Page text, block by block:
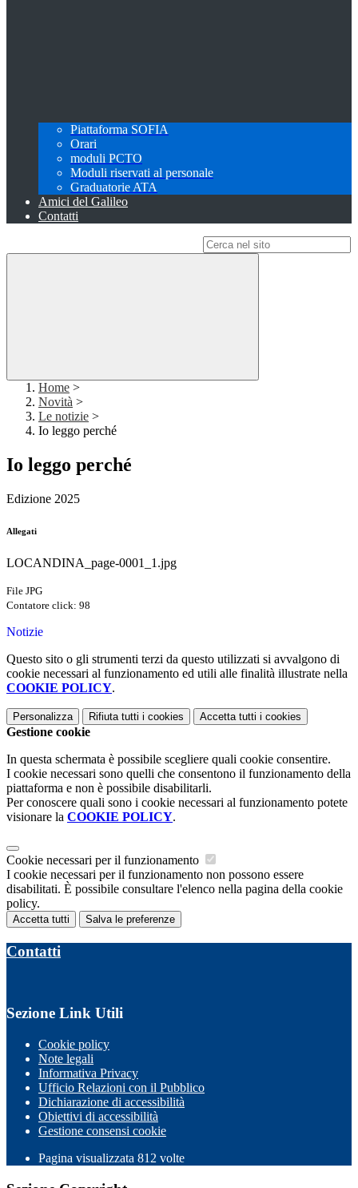
Piattaforma SOFIA
Orari
moduli PCTO
Moduli riservati al personale
Graduatorie ATA
Amici del Galileo
Contatti
Home >
Novità >
Le notizie >
Io leggo perché
Io leggo perché
Edizione 2025
Allegati
LOCANDINA_page-0001_1.jpg
File JPG
Contatore click: 98
Notizie
Questo sito o gli strumenti terzi da questo utilizzati si avvalgono di
cookie necessari al funzionamento ed utili alle finalità illustrate nella
COOKIE POLICY.
Personalizza Rifiuta tutti i cookies Accetta tutti i cookies
Gestione cookie
In questa schermata è possibile scegliere quali cookie consentire.
I cookie necessari sono quelli che consentono il funzionamento della
piattaforma e non è possibile disabilitarli.
Per conoscere quali sono i cookie necessari al funzionamento potete
visionare la COOKIE POLICY.
Cookie necessari per il funzionamento
I cookie necessari per il funzionamento non possono essere
disabilitati. È possibile consultare l'elenco nella pagina della cookie
policy.
Accetta tutti Salva le preferenze
Contatti
Sezione Link Utili
Cookie policy
Note legali
Informativa Privacy
Ufficio Relazioni con il Pubblico
Dichiarazione di accessibilità
Obiettivi di accessibilità
Gestione consensi cookie
Pagina visualizzata 812 volte